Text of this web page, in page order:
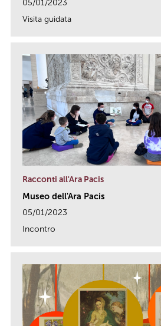
05/01/2023
Visita guidata
Racconti all'Ara Pacis
Museo dell'Ara Pacis
05/01/2023
Incontro